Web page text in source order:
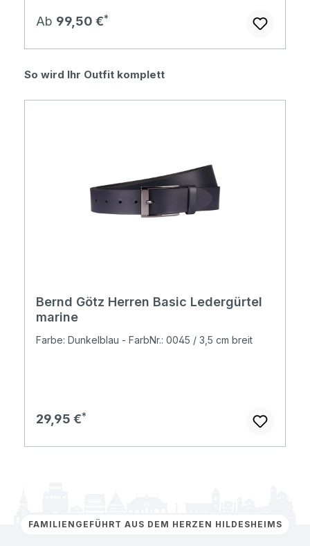
Regulärer Preis:
Ab 99,50 €
Produktgalerie überspringen
So wird Ihr Outfit komplett
Bernd Götz Herren Basic Ledergürtel
marine
Farbe: Dunkelblau - FarbNr.: 0045 / 3,5 cm breit
Regulärer Preis:
29,95 €
FAMILIENGEFÜHRT AUS DEM HERZEN HILDESHEIMS